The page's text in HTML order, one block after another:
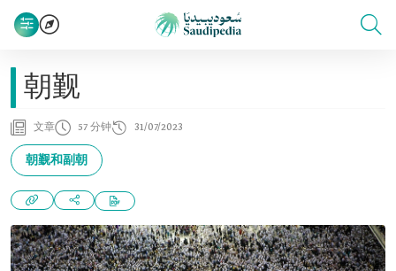
朝觐
文章 57 分钟 31/07/2023
朝觐和副朝